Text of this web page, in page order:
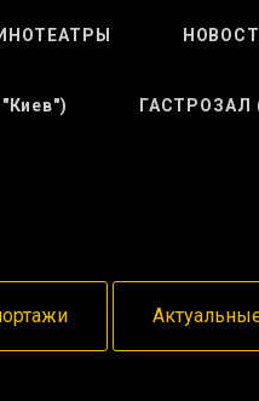
ГАСТРОЗАЛ